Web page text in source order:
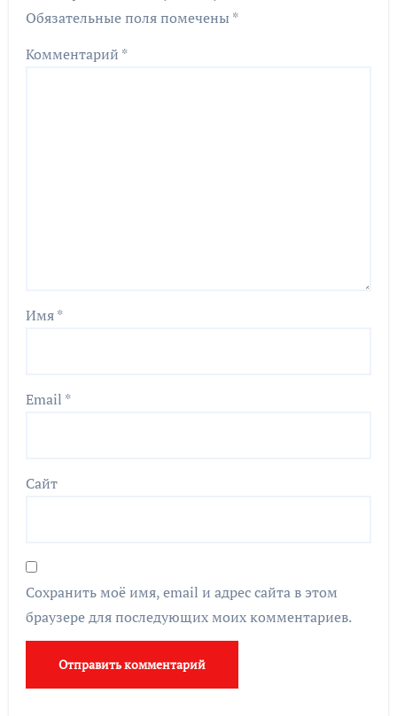
Обязательные поля помечены *
Комментарий *
Имя*
Email *
Сайт
Сохранить моё имя, email и адрес сайта в этом
браузере для последующих моих комментариев.